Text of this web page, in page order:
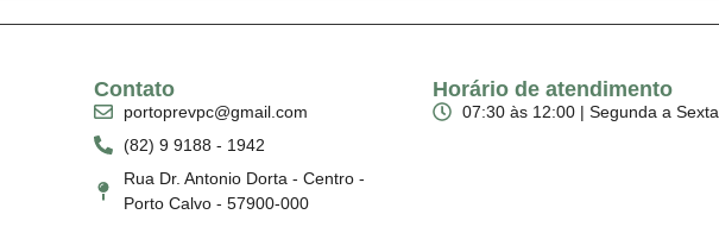
Contato
portoprevpc@gmail.com
(82) 9 9188 - 1942
Rua Dr. Antonio Dorta - Centro -
Porto Calvo - 57900-000
Horário de atendimento
07:30 às 12:00 | Segunda a Sexta